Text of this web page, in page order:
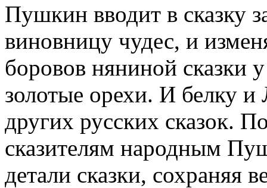
Пушкин вводит в сказку
виновницу чудес, и
боровов няниной сказки
золотые орехи. И белку
других русских сказок.
сказителям народным
детали сказки, сохраняя